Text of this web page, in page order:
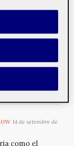
en todo
14 de setembre de
como el